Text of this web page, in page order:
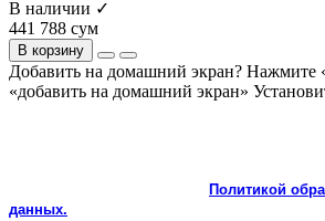
В наличии ✓
441 788 сум
В корзину
Добавить на домашний экран? Нажмите
«добавить на домашний экран»
Политикой
данных.